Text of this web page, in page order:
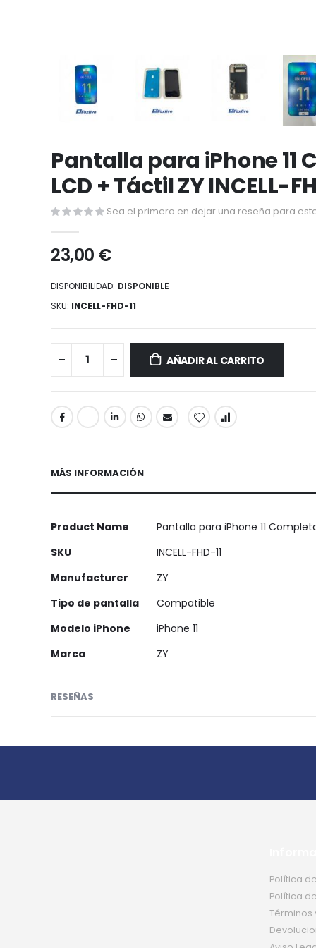
al
comienzo
de
galería
de
imágenes
Pantalla para iPhone 11
LCD + Táctil ZY INCELL-
Sea el primero en dejar una reseña para
23,00 €
DISPONIBILIDAD: DISPONIBLE
SKU INCELL-FHD-11
AÑADIR AL CARRITO
MÁS INFORMACIÓN
Más
Product Name
Pantalla para iPhone 11
SKU
INCELL-FHD-11
Manufacturer
ZY
Tipo de pantalla
Compatible
Modelo iPhone
iPhone 11
Marca
ZY
RESEÑAS
Política
Política
Términos